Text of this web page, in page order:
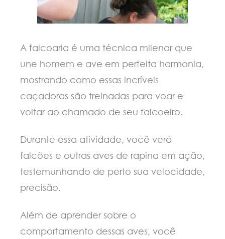
A falcoaria é uma técnica milenar que
une homem e ave em perfeita harmonia,
mostrando como essas incríveis
caçadoras são treinadas para voar e
voltar ao chamado de seu falcoeiro.
Durante essa atividade, você ver
falcões e outras aves de rapina em ação,
testemunhando de perto sua velocidade,
precisão.
Além de aprender sobre o
comportamento dessas aves, você